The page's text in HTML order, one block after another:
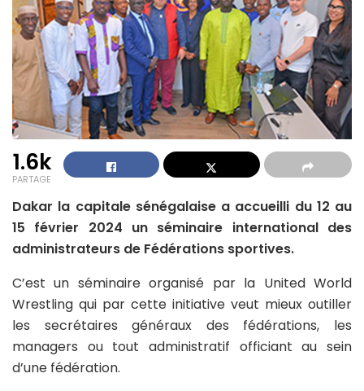
1.6k
PARTAGE
Dakar la capitale sénégalaise a accueilli du 12 au
15 février 2024 un séminaire international des
administrateurs de Fédérations sportives.
C’est un séminaire organisé par la United World
Wrestling qui par cette initiative veut mieux outiller
les secrétaires généraux des fédérations, les
managers ou tout administratif officiant au sein
d’une fédération.